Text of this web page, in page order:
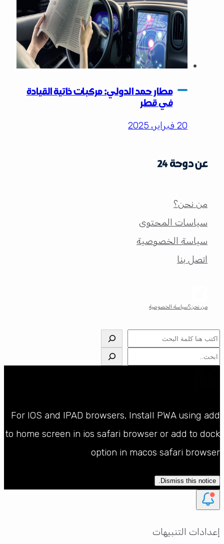
مطار حمد الدولي: مركبات ذاتية القيادة
في قطر
20 فبراير، 2025
عن دوحة 24
من نحن؟
سياسات المحتوى
سياسة الخصوصية
اتصل بنا
من نحن؟سياسة الخصوصية
البحث
البحث
For IOS and IPAD browsers, Install PWA using add
to home screen in ios safari browser or add to dock
option in macos safari browser
Dismiss this notice.
إعدادات التنبيهات